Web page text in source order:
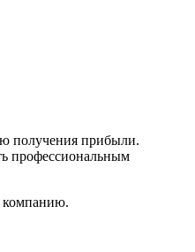
получения прибыли.
профессиональным
компанию.